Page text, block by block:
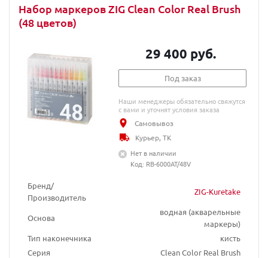
Набор маркеров ZIG Clean Color Real Brush
(48 цветов)
Бренд/
Производитель
ZIG-Kuretake
Основа
водная (акварельные
маркеры)
Тип наконечника
кисть
Серия
Clean Color Real Brush
29 400 руб.
Под заказ
Наши менеджеры обязательно свяжутся
с вами и уточнят условия заказа
Самовывоз
Курьер, ТК
Нет в наличии
Код: RB-6000AT/48V